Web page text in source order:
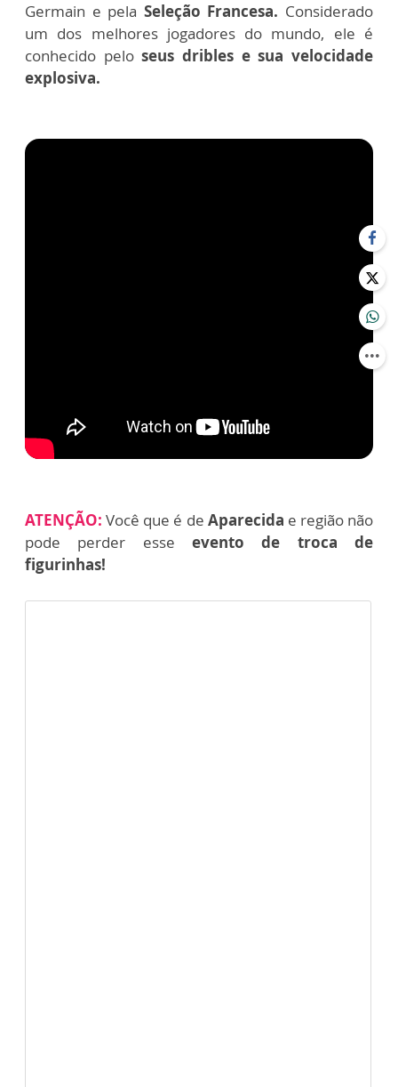
Germain e pela Seleção Francesa. Considerado
um dos melhores jogadores do mundo, ele é
conhecido peloseus dribles e sua velocidade
explosiva.
ATENÇÃO:Você que é de Aparecida e região não
pode perder esse evento de troca de
figurinhas!